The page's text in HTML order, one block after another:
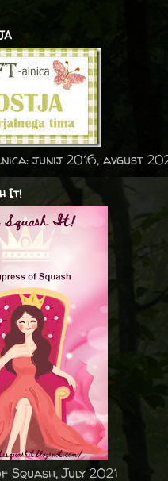
junij 2016, avgust
It!
Squash, July 2021